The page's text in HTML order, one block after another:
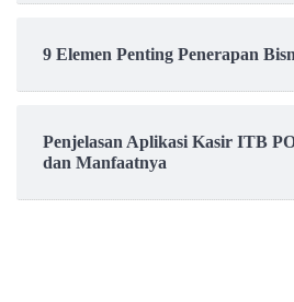
9 Elemen Penting Penerapan
Penjelasan Aplikasi Kasir ITB
dan Manfaatnya